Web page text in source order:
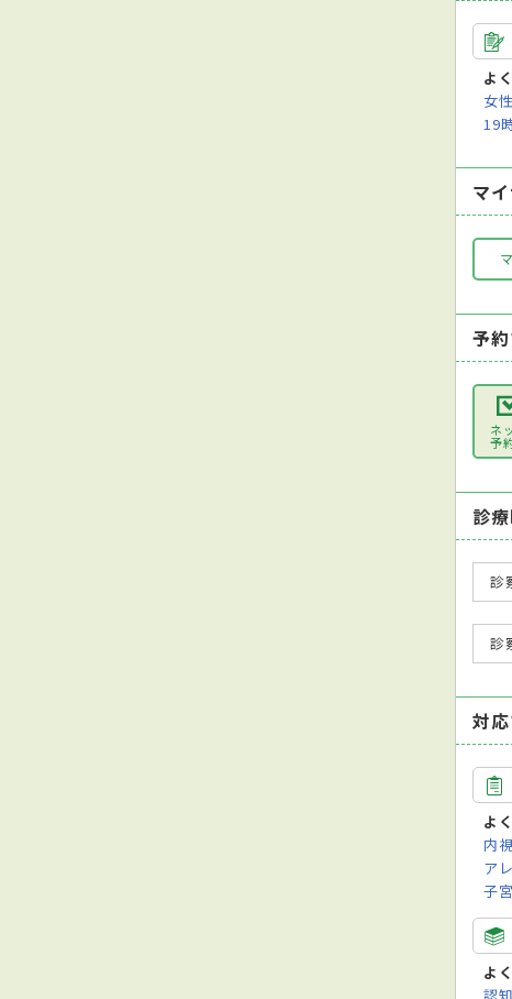
よ
女
19
マ
予
ネ
予
診
診
診
対
よ
内
ア
子
よ